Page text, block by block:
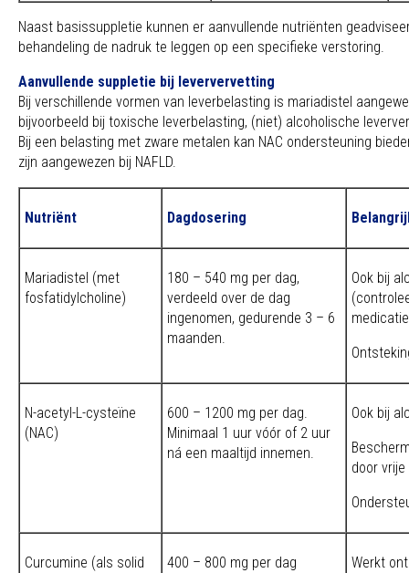
Naast basissuppletie kunnen er aanvullende nutriënten
behandeling de nadruk te leggen op een specifieke verstoring.
Aanvullende suppletie bij leververvetting
Bij verschillende vormen van leverbelasting is mariadistel
bijvoorbeeld bij toxische leverbelasting, (niet) alcoholische
Bij een belasting met zware metalen kan NAC ondersteuning
zijn aangewezen bij NAFLD.
Nutriënt Dagdosering
Mariadistel (met
fosfatidylcholine)
180 – 540 mg per dag,
verdeeld over de dag
ingenomen, gedurende 3 – 6
maanden.
Ook bij
N-acetyl-L-cysteïne
(NAC)
600 – 1200 mg per dag.
Minimaal 1 uur vóór of 2 uur
ná een maaltijd innemen.
Ook bij
door
Curcumine (als solid
400 – 800 mg per dag
Werkt